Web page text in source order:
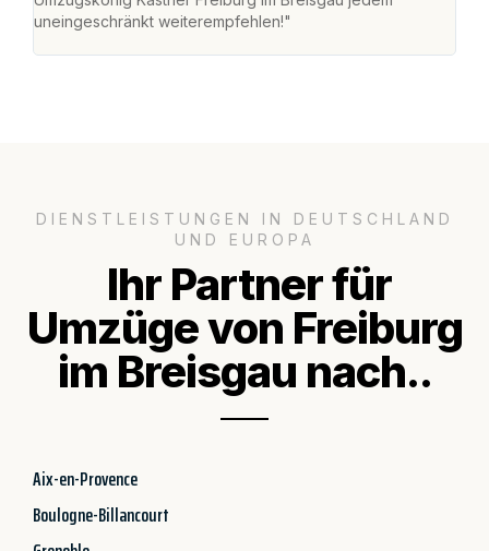
uneingeschränkt weiterempfehlen!"
DIENSTLEISTUNGEN IN DEUTSCHLAND
UND EUROPA
Ihr Partner für
Umzüge von Freiburg
im Breisgau nach..
Aix-en-Provence
Boulogne-Billancourt